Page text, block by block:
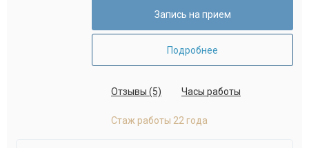
Запись на прием
Подробнее
Отзывы (5) Часы работы
Стаж работы 22 года